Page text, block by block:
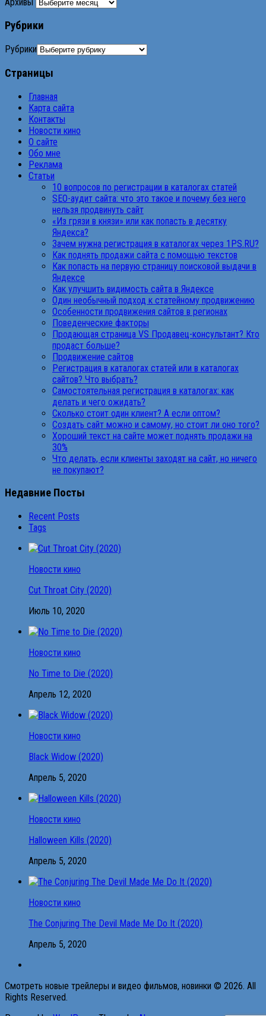
Рубрики
Рубрики
Страницы
Главная
Карта сайта
Контакты
Новости кино
О сайте
Обо мне
Реклама
Статьи
10 вопросов по регистрации в каталогах статей
SEO-аудит сайта: что это такое и почему без него
нельзя продвинуть сайт
«Из грязи в князи» или как попасть в десятку
Яндекса?
Зачем нужна регистрация в каталогах через 1PS.RU?
Как поднять продажи сайта с помощью текстов
Как попасть на первую страницу поисковой выдачи в
Яндексе
Как улучшить видимость сайта в Яндексе
Один необычный подход к статейному продвижению
Особенности продвижения сайтов в регионах
Поведенческие факторы
Продающая страница VS Продавец-консультант? Кто
продаст больше?
Продвижение сайтов
Регистрация в каталогах статей или в каталогах
сайтов? Что выбрать?
Самостоятельная регистрация в каталогах: как
делать и чего ожидать?
Сколько стоит один клиент? А если оптом?
Создать сайт можно и самому, но стоит ли оно того?
Хороший текст на сайте может поднять продажи на
30%
Что делать, если клиенты заходят на сайт, но ничего
не покупают?
Недавние Посты
Recent Posts
Tags
Новости кино
Cut Throat City (2020)
Июль 10, 2020
Новости кино
No Time to Die (2020)
Апрель 12, 2020
Новости кино
Black Widow (2020)
Апрель 5, 2020
Новости кино
Halloween Kills (2020)
Апрель 5, 2020
Новости кино
The Conjuring The Devil Made Me Do It (2020)
Апрель 5, 2020
Смотреть новые трейлеры и видео фильмов, новинки © 2026. All
Rights Reserved.